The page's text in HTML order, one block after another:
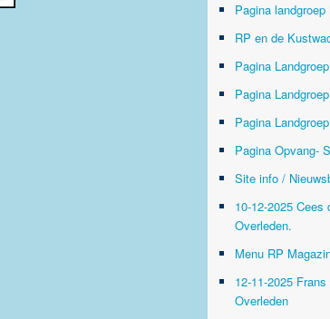
Pagina
RP en de
Pagina
Pagina
Pagina
Pagina Opvang-
Site info /
10-12-2025 Cees
Overleden.
Menu RP
12-11-2025
Overleden